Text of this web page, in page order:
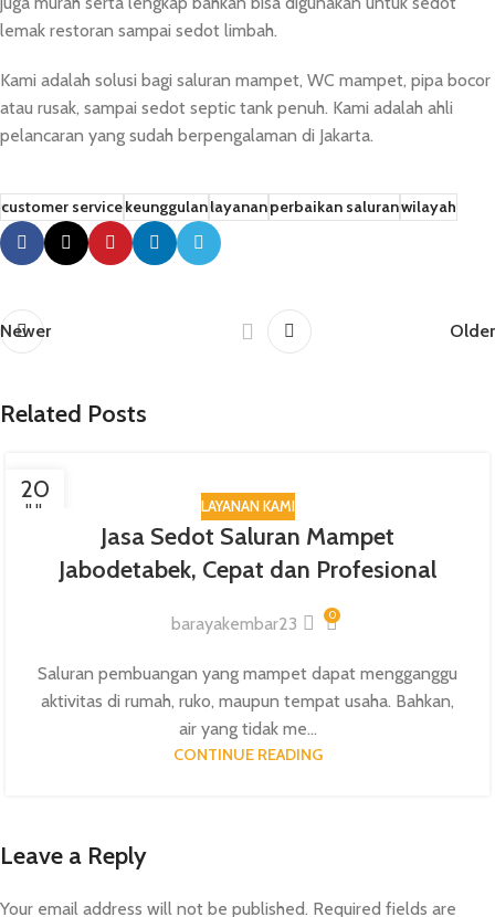
lemak restoran sampai sedot limbah.
Kami adalah solusi bagi saluran mampet, WC mampet, pipa bocor
atau rusak, sampai sedot septic tank penuh. Kami adalah ahli
pelancaran yang sudah berpengalaman di Jakarta.
customer servicekeunggulanlayananperbaikan saluranwilayah
Newer Older
Related Posts
20
JUL LAYANAN KAMI
Jasa Sedot Saluran Mampet
Jabodetabek, Cepat dan Profesional
barayakembar23 0
Saluran pembuangan yang mampet dapat mengganggu
aktivitas di rumah, ruko, maupun tempat usaha. Bahkan,
air yang tidak me...
CONTINUE READING
Leave a Reply
Your email address will not be published. Required fields are